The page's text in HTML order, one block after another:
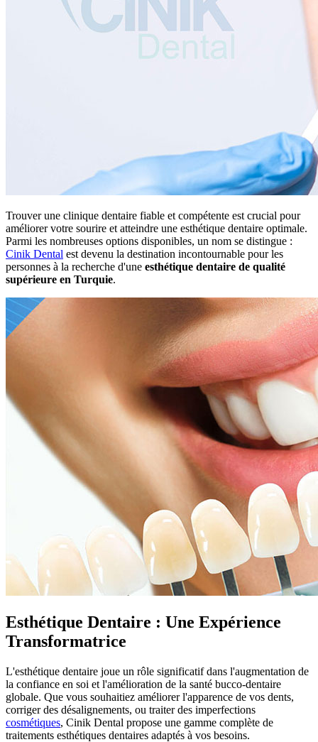
Trouver une clinique dentaire fiable et compétente est crucial pour
améliorer votre sourire et atteindre une esthétique dentaire optimale.
Parmi les nombreuses options disponibles, un nom se distingue :
Cinik Dental est devenu la destination incontournable pour les
personnes à la recherche d'une esthétique dentaire de qualité
supérieure en Turquie.
Esthétique Dentaire : Une Expérience
Transformatrice
L'esthétique dentaire joue un rôle significatif dans l'augmentation de
la confiance en soi et l'amélioration de la santé bucco-dentaire
globale. Que vous souhaitiez améliorer l'apparence de vos dents,
corriger des désalignements, ou traiter des imperfections
cosmétiques, Cinik Dental propose une gamme complète de
traitements esthétiques dentaires adaptés à vos besoins.